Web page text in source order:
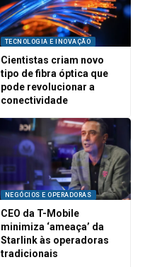
TECNOLOGIA E INOVAÇÃO
Cientistas criam novo
tipo de fibra óptica que
pode revolucionar a
conectividade
NEGÓCIOS E OPERADORAS
CEO da T-Mobile
minimiza ‘ameaça’ da
Starlink às operadoras
tradicionais